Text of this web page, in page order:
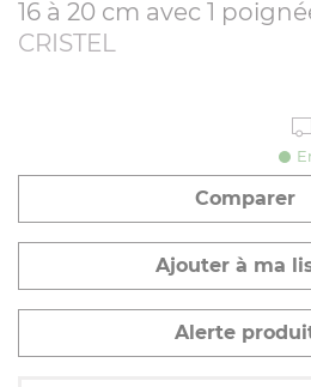
16 à 20 cm avec 1
CRISTEL
Comparer
Ajouter à ma
Alerte